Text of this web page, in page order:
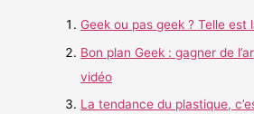
Geek ou pas geek ? Telle est
Bon plan Geek : gagner de
vidéo
La tendance du plastique,